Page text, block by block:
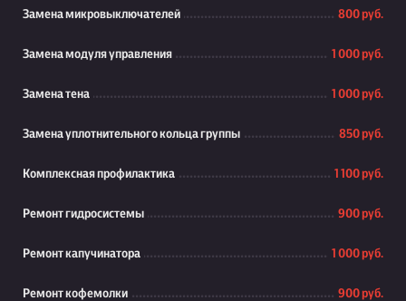
Замена микровыключателей 800 руб.
Замена модуля управления 1 000 руб.
Замена тена 1 000 руб.
Замена уплотнительного кольца группы 850 руб.
Комплексная профилактика 1 100 руб.
Ремонт гидросистемы 900 руб.
Ремонт капучинатора 1 000 руб.
Ремонт кофемолки 900 руб.